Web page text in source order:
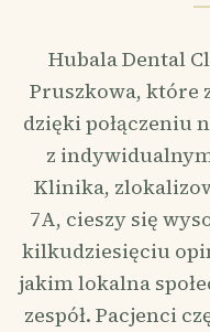
Hubala Dental
Pruszkowa, które
dzięki połączeniu
z
Klinika,
7A, cieszy się
kilkudziesięciu
jakim lokalna
zespół. Pacjenci